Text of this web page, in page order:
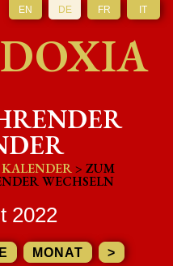
EN DE FR IT
> ZUM
WECHSELN
2022
MONAT >